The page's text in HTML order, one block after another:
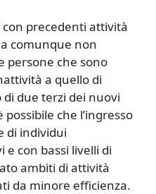
con precedenti attività
comunque non
persone che sono
a quello di
di due terzi dei nuovi
che l’ingresso
di individui
con bassi livelli di
ambiti di attività
da minore efficienza.